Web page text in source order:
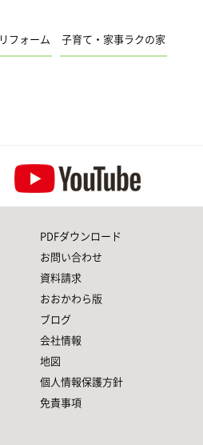
リフォーム 子育て・家事ラクの家
PDFダウンロード
お問い合わせ
資料請求
おおかわら版
ブログ
会社情報
地図
個人情報保護方針
免責事項